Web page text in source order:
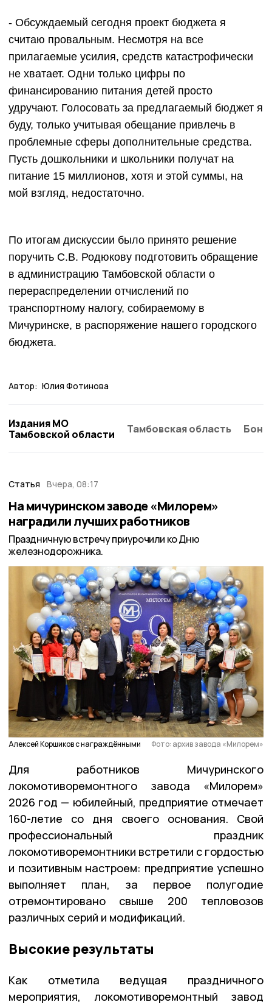
- Обсуждаемый сегодня проект бюджета я
считаю провальным. Несмотря на все
прилагаемые усилия, средств катастрофически
не хватает. Одни только цифры по
финансированию питания детей просто
удручают. Голосовать за предлагаемый бюджет я
буду, только учитывая обещание привлечь в
проблемные сферы дополнительные средства.
Пусть дошкольники и школьники получат на
питание 15 миллионов, хотя и этой суммы, на
мой взгляд, недостаточно.
По итогам дискуссии было принято решение
поручить С.В. Родюкову подготовить обращение
в администрацию Тамбовской области о
перераспределении отчислений по
транспортному налогу, собираемому в
Мичуринске, в распоряжение нашего городского
бюджета.
Автор: Юлия Фотинова
Издания МО
Тамбовской области
Тамбовская область
Статья Вчера, 08:17
На мичуринском заводе «Милорем»
наградили лучших работников
Праздничную встречу приурочили ко Дню
железнодорожника.
Алексей Коршиков с награждёнными Фото: архив завода «Милорем»
Для работников Мичуринского
локомотиворемонтного завода «Милорем»
2026 год — юбилейный, предприятие отмечает
160-летие со дня своего основания. Свой
профессиональный праздник
локомотиворемонтники встретили с гордостью
и позитивным настроем: предприятие успешно
выполняет план, за первое полугодие
отремонтировано свыше 200 тепловозов
различных серий и модификаций.
Высокие результаты
Как отметила ведущая праздничного
мероприятия, локомотиворемонтный завод